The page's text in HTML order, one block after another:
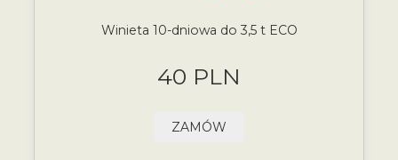
Winieta 10-dniowa do 3,5 t ECO
40 PLN
ZAMÓW